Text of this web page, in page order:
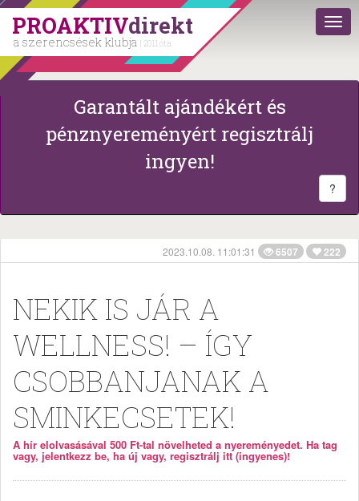
PROAKTIVdirekt
a szerencsések klubja | 2011 óta
Garantált ajándékért és
pénznyereményért regisztrálj
ingyen!
?
2023.10.08. 11:01:31 6507 222
NEKIK IS JÁR A
WELLNESS! – ÍGY
CSOBBANJANAK A
SMINKECSETEK!
A hír elolvasásával 500 Ft-tal növelheted a nyereményedet. Ha tag
vagy, jelentkezz be, ha új vagy, regisztrálj itt (ingyenes)!